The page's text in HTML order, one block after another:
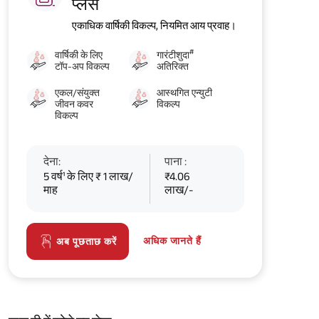
एकाधिक वार्षिकी विकल्प, नियमित आय प्रवाह।
वार्षिकी के लिए
टॉप-अप विकल्प
गारंटीशुदा#
अतिरिक्त
एकल/संयुक्त
जीवन कवर
विकल्प
आस्थगित एन्युटी
विकल्प
देना:
5 वर्ष¹ के लिए ₹ 1 लाख/
माह
पाना :
₹4.06
लाख/-
अब पूछताछ करें अधिक जानते हैं